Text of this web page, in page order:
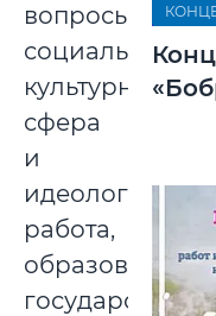
вопросы:
социально-
культурная
сфера
и
работа,
образование,